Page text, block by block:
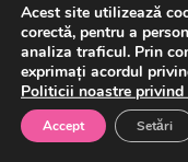
Acest site utilizează
corectă, pentru a
analiza traficul. Prin
exprimați acordul
Politicii noastre
Accept Setări